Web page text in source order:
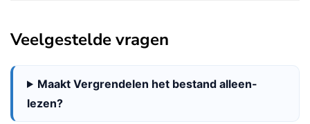
Veelgestelde vragen
Maakt Vergrendelen het bestand alleen-
lezen?